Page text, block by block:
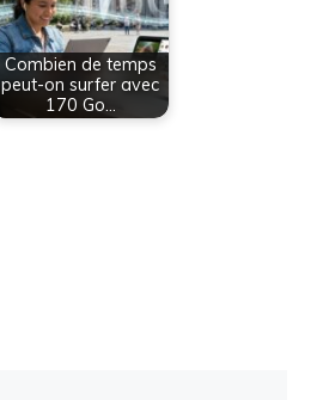
Combien de temps
peut-on surfer avec
170 Go…